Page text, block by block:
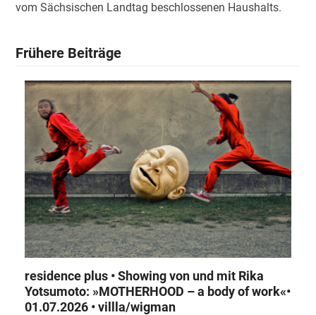
vom Sächsischen Landtag beschlossenen Haushalts.
Frühere Beiträge
residence plus • Showing von und mit Rika
Yotsumoto: »MOTHERHOOD – a body of work«•
01.07.2026 • villla/wigman